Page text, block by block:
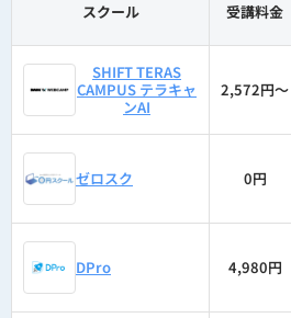
スクール 受講料金
SHIFT TERAS
CAMPUS テラキャ
ンAI
2,572円〜
ゼロスク 0円
DPro 4,980円